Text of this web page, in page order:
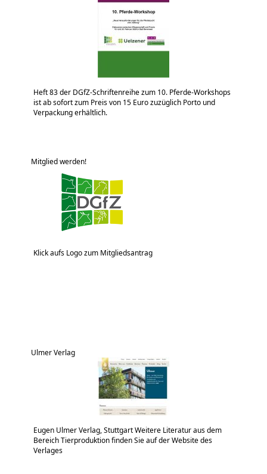
Heft 83 der DGfZ-Schriftenreihe zum 10. Pferde-Workshops
ist ab sofort zum Preis von 15 Euro zuzüglich Porto und
Verpackung erhältlich.
Mitglied werden!
Klick aufs Logo zum Mitgliedsantrag
Ulmer Verlag
Eugen Ulmer Verlag, Stuttgart Weitere Literatur aus dem
Bereich Tierproduktion finden Sie auf der Website des
Verlages